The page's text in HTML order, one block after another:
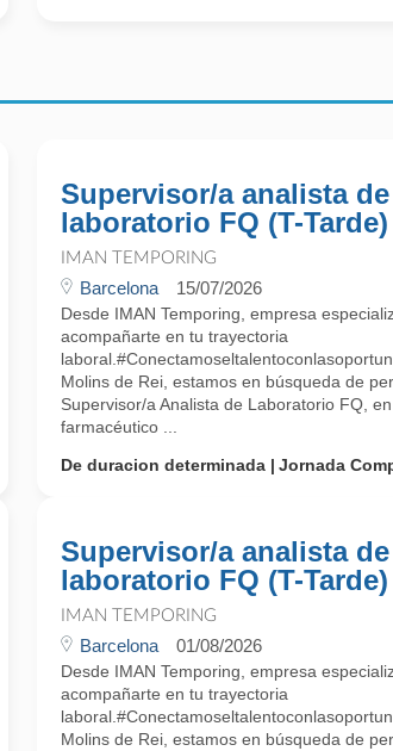
Supervisor/a analista de
laboratorio FQ (T-Tarde)
IMAN TEMPORING
Barcelona 15/07/2026
Desde IMAN Temporing, empresa
acompañarte en tu trayectoria
Molins de Rei, estamos en búsqueda de
Supervisor/a Analista de Laboratorio FQ,
farmacéutico ...
De duracion determinada
Jornada
Supervisor/a analista de
laboratorio FQ (T-Tarde)
IMAN TEMPORING
Barcelona 01/08/2026
Desde IMAN Temporing, empresa
acompañarte en tu trayectoria
Molins de Rei, estamos en búsqueda de